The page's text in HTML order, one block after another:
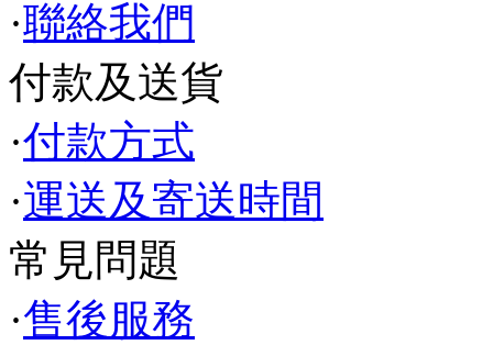
·聯絡我們
付款及送貨
·付款方式
·運送及寄送時間
常見問題
·售後服務